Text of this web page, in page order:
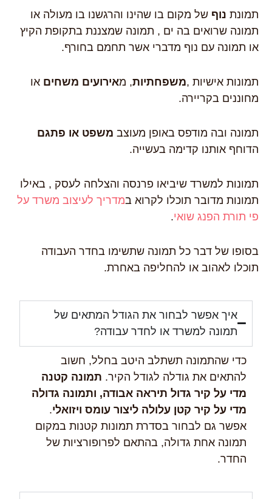
תמונת נוףשל מקום בו שהינו והרגשנו בו מעולה או
תמונה שרואים בה ים , תמונה שמצננת בתקופת הקיץ
או תמונה עם נוף מדברי אשר תחמם בחורף.
תמונות אישיות ,משפחתיות, מאירועים משחים או
מחוננים בקריירה.
תמונה ובה מודפס באופן מעוצב משפט או פתגם
הדוחף אותנו קדימה בעשייה.
תמונות למשרד שיביאו פרנסה והצלחה לעסק , באילו
תמונות מדובר תוכלו לקרוא במדריך לעיצוב משרד על
פי תורת הפנג שואי.
בסופו של דבר כל תמונה שתשימו בחדר העבודה
תוכלו לאהוב או להחליפה באחרת.
איך אפשר לבחור את הגודל המתאים של
תמונה למשרד או לחדר עבודה?
כדי שהתמונה תשתלב היטב בחלל, חשוב
להתאים את גודלה לגודל הקיר. תמונה קטנה
מדי על קיר גדול תיראה אבודה, ותמונה גדולה
מדי על קיר קטן עלולה ליצור עומס ויזואלי.
אפשר גם לבחור בסדרת תמונות קטנות במקום
תמונה אחת גדולה, בהתאם לפרופורציות של
החדר.